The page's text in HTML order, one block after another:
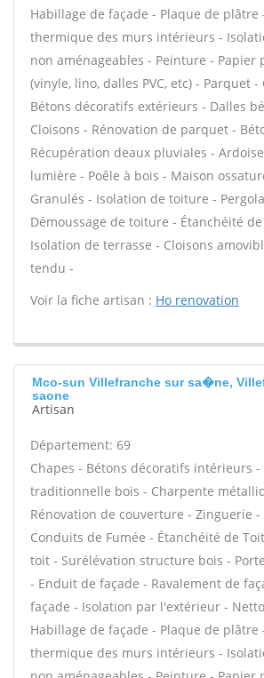
Habillage de façade - Plaque de plâtre
thermique des murs intérieurs -
non aménageables - Peinture - Papier
(vinyle, lino, dalles PVC, etc) - Parquet -
Bétons décoratifs extérieurs - Dalles
Cloisons - Rénovation de parquet -
Récupération deaux pluviales -
lumière - Poêle à bois - Maison
Granulés - Isolation de toiture -
Démoussage de toiture - Étanchéité
Isolation de terrasse - Cloisons
tendu -
Voir la fiche artisan : Ho renovation
Mco-sun Villefranche sur sa�ne,
saone
Artisan
Département: 69
Chapes - Bétons décoratifs intérieurs
traditionnelle bois - Charpente
Rénovation de couverture - Zinguerie
Conduits de Fumée - Étanchéité de
toit - Surélévation structure bois -
- Enduit de façade - Ravalement de
façade - Isolation par l'extérieur -
Habillage de façade - Plaque de plâtre
thermique des murs intérieurs -